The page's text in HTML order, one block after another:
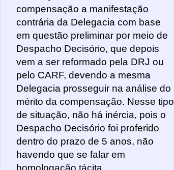
compensação a manifestação
contrária da Delegacia com base
em questão preliminar por meio de
Despacho Decisório, que depois
vem a ser reformado pela DRJ ou
pelo CARF, devendo a mesma
Delegacia prosseguir na análise do
mérito da compensação. Nesse tipo
de situação, não há inércia, pois o
Despacho Decisório foi proferido
dentro do prazo de 5 anos, não
havendo que se falar em
homologação tácita.